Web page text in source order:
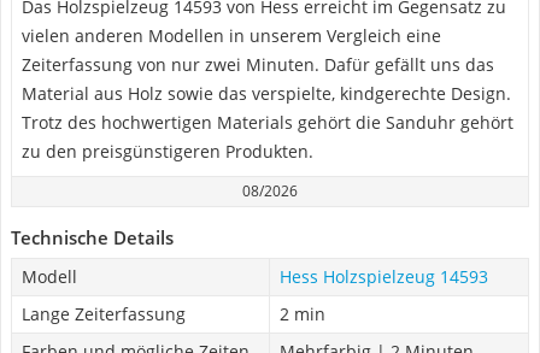
Das Holzspielzeug 14593 von Hess erreicht im Gegensatz zu
vielen anderen Modellen in unserem Vergleich eine
Zeiterfassung von nur zwei Minuten. Dafür gefällt uns das
Material aus Holz sowie das verspielte, kindgerechte Design.
Trotz des hochwertigen Materials gehört die Sanduhr gehört
zu den preisgünstigeren Produkten.
08/2026
Technische Details
Modell
Hess Holzspielzeug 14593
Lange Zeiterfassung
2 min